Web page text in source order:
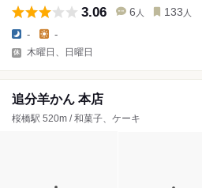
3.06 6 人 133 人
- -
木曜日、日曜日
追分羊かん 本店
桜橋駅 520m / 和菓子、ケーキ